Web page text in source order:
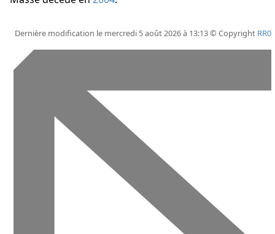
Dernière modification le mercredi 5 août 2026 à 13:13 © Copyright RR0